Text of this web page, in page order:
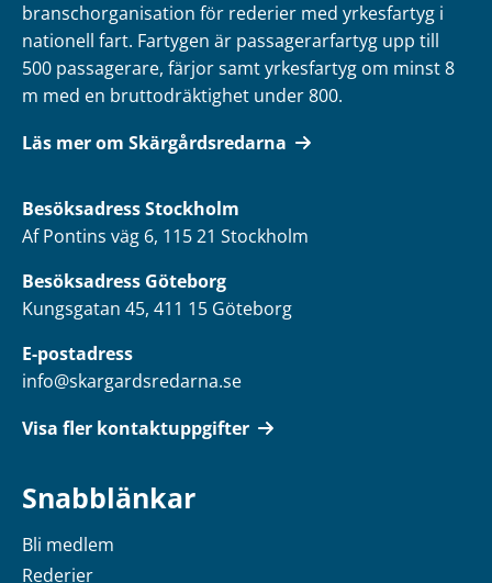
branschorganisation för rederier med yrkesfartyg i
nationell fart. Fartygen är passagerarfartyg upp till
500 passagerare, färjor samt yrkesfartyg om minst 8
m med en bruttodräktighet under 800.
Läs mer om Skärgårdsredarna
BesöksadressStockholm
Af Pontins väg 6, 115 21 Stockholm
Besöksadress Göteborg
Kungsgatan 45, 411 15 Göteborg
E-postadress
info@skargardsredarna.se
Visa fler kontaktuppgifter
Snabblänkar
Bli medlem
Rederier